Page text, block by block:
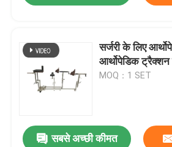
सर्जरी के लिए
आर्थोपेडिक
MOQ：1 SET
सबसे अच्छी कीमत